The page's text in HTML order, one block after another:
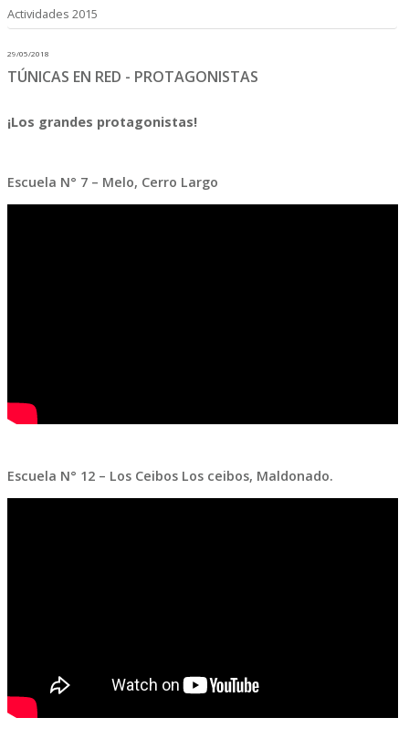
Actividades 2015
29/05/2018
TÚNICAS EN RED - PROTAGONISTAS
¡Los grandes protagonistas!
Escuela N° 7 – Melo, Cerro Largo
Escuela N° 12 – Los Ceibos Los ceibos, Maldonado.